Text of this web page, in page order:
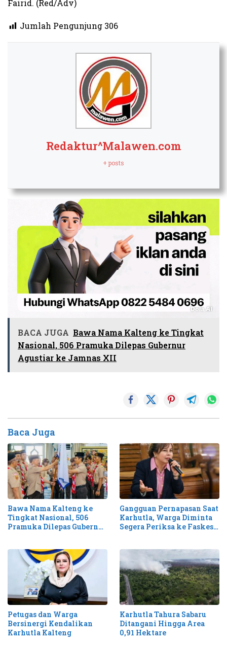
Fairid. (Red/Adv)
Jumlah Pengunjung 306
Redaktur^Malawen.com
+ posts
BACA JUGA Bawa Nama Kalteng ke Tingkat
Nasional, 506 Pramuka Dilepas Gubernur
Agustiar ke Jamnas XII
Baca Juga
Bawa Nama Kalteng ke
Tingkat Nasional, 506
Pramuka Dilepas Gubernur
Gangguan Pernapasan Saat
Karhutla, Warga Diminta
Segera Periksa ke Faskes
Petugas dan Warga
Bersinergi Kendalikan
Karhutla Kalteng
Karhutla Tahura Sabaru
Ditangani Hingga Area
0,91 Hektare